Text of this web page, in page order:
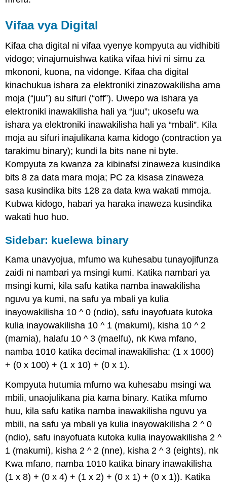
Vifaa vya Digital
Kifaa cha digital ni vifaa vyenye kompyuta au vidhibiti
vidogo; vinajumuishwa katika vifaa hivi ni simu za
mkononi, kuona, na vidonge. Kifaa cha digital
kinachukua ishara za elektroniki zinazowakilisha ama
moja (“juu”) au sifuri (“off”). Uwepo wa ishara ya
elektroniki inawakilisha hali ya “juu”; ukosefu wa
ishara ya elektroniki inawakilisha hali ya “mbali”. Kila
moja au sifuri inajulikana kama kidogo (contraction ya
tarakimu binary); kundi la bits nane ni byte.
Kompyuta za kwanza za kibinafsi zinaweza kusindika
bits 8 za data mara moja; PC za kisasa zinaweza
sasa kusindika bits 128 za data kwa wakati mmoja.
Kubwa kidogo, habari ya haraka inaweza kusindika
wakati huo huo.
Sidebar: kuelewa binary
Kama unavyojua, mfumo wa kuhesabu tunayojifunza
zaidi ni nambari ya msingi kumi. Katika nambari ya
msingi kumi, kila safu katika namba inawakilisha
nguvu ya kumi, na safu ya mbali ya kulia
inayowakilisha 10 ^ 0 (ndio), safu inayofuata kutoka
kulia inayowakilisha 10 ^ 1 (makumi), kisha 10 ^ 2
(mamia), halafu 10 ^ 3 (maelfu), nk Kwa mfano,
namba 1010 katika decimal inawakilisha: (1 x 1000)
+ (0 x 100) + (1 x 10) + (0 x 1).
Kompyuta hutumia mfumo wa kuhesabu msingi wa
mbili, unaojulikana pia kama binary. Katika mfumo
huu, kila safu katika namba inawakilisha nguvu ya
mbili, na safu ya mbali ya kulia inayowakilisha 2 ^ 0
(ndio), safu inayofuata kutoka kulia inayowakilisha 2 ^
1 (makumi), kisha 2 ^ 2 (nne), kisha 2 ^ 3 (eights), nk
Kwa mfano, namba 1010 katika binary inawakilisha
(1 x 8) + (0 x 4) + (1 x 2) + (0 x 1) + (0 x 1)). Katika